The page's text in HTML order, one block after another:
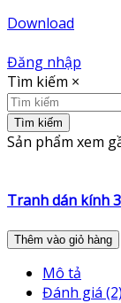
Download
Đăng nhập
Tìm kiếm ×
Tìm kiếm
Sản phẩm xem
Tranh dán kính
Thêm vào giỏ hàng
Mô tả
Đánh giá (2)